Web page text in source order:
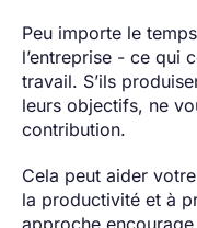
Peu importe le
l’entreprise - ce qui
travail. S’ils
leurs objectifs, ne
contribution.
Cela peut aider
la productivité et à
approche